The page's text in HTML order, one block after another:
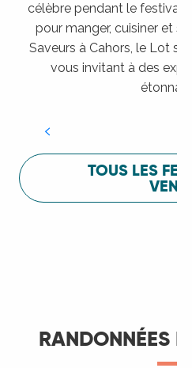
célèbre pendant le festival
pour manger, cuisiner et
Saveurs à Cahors, le Lot
vous invitant à des
Festival Lot of Saveurs
TOUS LES
VENIR
RANDONNÉES